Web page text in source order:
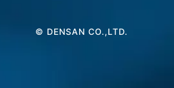
© DENSAN CO.,LTD.